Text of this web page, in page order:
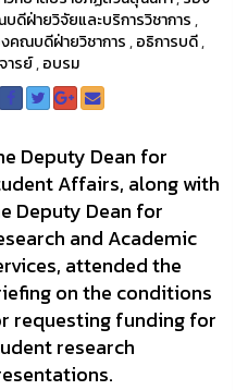
ดีฝ่ายวิจัยและบริการวิชาการ,
คณบดีฝ่ายวิชาการ,อธิการบดี,
ารย์,อบรม
Deputy Dean for
Affairs, along with
Deputy Dean for
and Academic
attended the
on the conditions
requesting funding for
research